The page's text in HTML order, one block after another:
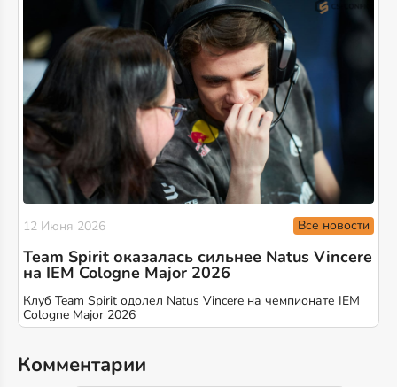
12 Июня 2026 Все новости
Team Spirit оказалась сильнее Natus Vincere
на IEM Cologne Major 2026
Клуб Team Spirit одолел Natus Vincere на чемпионате IEM
Cologne Major 2026
Комментарии